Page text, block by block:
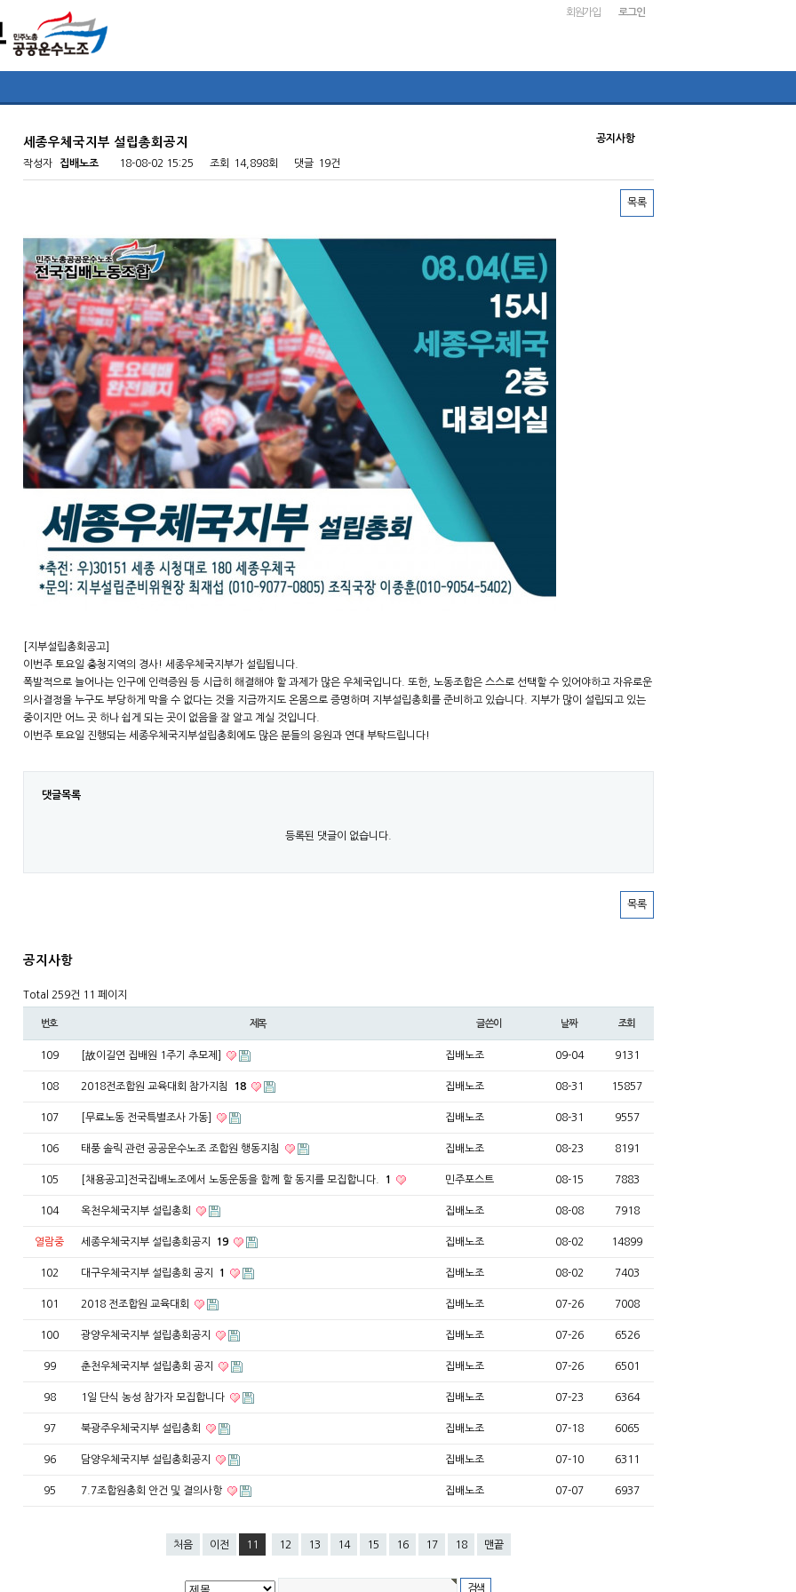
회원가입 로그인
공지사항
세종우체국지부 설립총회공지
작성자 집배노조 18-08-02 15:25 조회 14,898회 댓글 19건
목록
[지부설립총회공고]
이번주 토요일 충청지역의 경사! 세종우체국지부가 설립됩니다.
폭발적으로 늘어나는 인구에 인력증원 등 시급히 해결해야 할 과제가 많은 우체국입니다. 또한, 노동조합은 스스로 선택할 수 있어야하고 자유로운
의사결정을 누구도 부당하게 막을 수 없다는 것을 지금까지도 온몸으로 증명하며 지부설립총회를 준비하고 있습니다. 지부가 많이 설립되고 있는
중이지만 어느 곳 하나 쉽게 되는 곳이 없음을 잘 알고 계실 것입니다.
이번주 토요일 진행되는 세종우체국지부설립총회에도 많은 분들의 응원과 연대 부탁드립니다!
댓글목록
등록된 댓글이 없습니다.
목록
공지사항
Total 259건 11 페이지
번호 제목 글쓴이 날짜 조회
109 [故이길연 집배원 1주기 추모제] 집배노조 09-04 9131
108 2018전조합원 교육대회 참가지침 18 집배노조 08-31 15857
107 [무료노동 전국특별조사 가동] 집배노조 08-31 9557
106 태풍 솔릭 관련 공공운수노조 조합원 행동지침 집배노조 08-23 8191
105 [채용공고]전국집배노조에서 노동운동을 함께 할 동지를 모집합니다. 1 민주포스트 08-15 7883
104 옥천우체국지부 설립총회 집배노조 08-08 7918
열람중 세종우체국지부 설립총회공지 19 집배노조 08-02 14899
102 대구우체국지부 설립총회 공지 1 집배노조 08-02 7403
101 2018 전조합원 교육대회 집배노조 07-26 7008
100 광양우체국지부 설립총회공지 집배노조 07-26 6526
99 춘천우체국지부 설립총회 공지 집배노조 07-26 6501
98 1일 단식 농성 참가자 모집합니다 집배노조 07-23 6364
97 북광주우체국지부 설립총회 집배노조 07-18 6065
96 담양우체국지부 설립총회공지 집배노조 07-10 6311
95 7.7조합원총회 안건 및 결의사항 집배노조 07-07 6937
처음 이전 11 12 13 14 15 16 17 18 맨끝